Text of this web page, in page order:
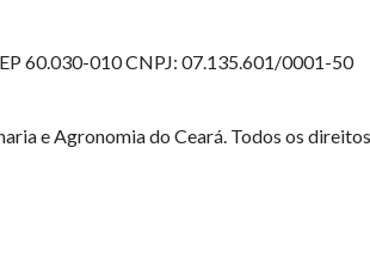
60.030-010CNPJ: 07.135.601/0001-50
e Agronomia do Ceará. Todos os